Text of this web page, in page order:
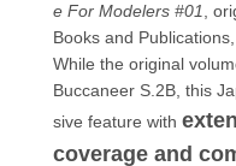
e For Modelers #01,
Books and
While the original
Buccaneer S.2B, this
sive feature with
coverage and